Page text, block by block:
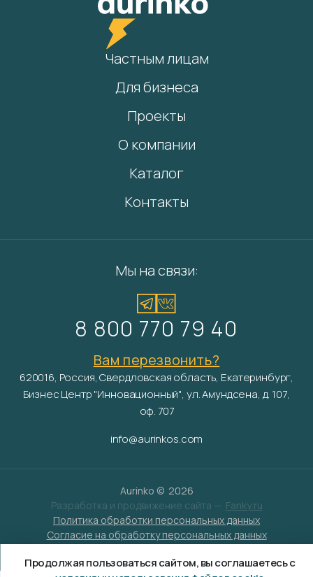
Частным лицам
Для бизнеса
Проекты
О компании
Каталог
Контакты
Мы на связи:
8 800 770 79 40
Вам перезвонить?
620016, Россия, Свердловская область, Екатеринбург,
Бизнес Центр "Инновационный", ул. Амундсена, д. 107,
оф. 707
info@aurinkos.com
Aurinko © 2026
Разработка и продвижение сайта — Fanky.ru
Политика обработки персональных данных
Согласие на обработку персональных данных
Продолжая пользоваться сайтом, вы соглашаетесь с